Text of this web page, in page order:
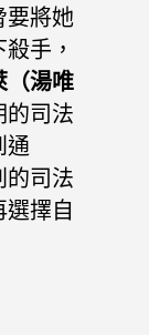
要將她
手，
（湯唯
的司法
通
的司法
擇自